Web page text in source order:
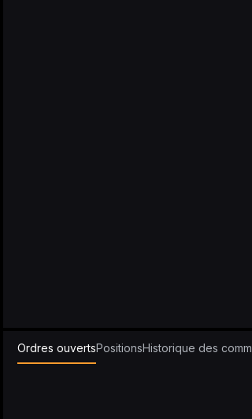
Ordres ouvertsPositionsHistorique des